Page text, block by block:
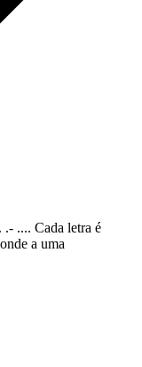
.... Cada letra é
a uma